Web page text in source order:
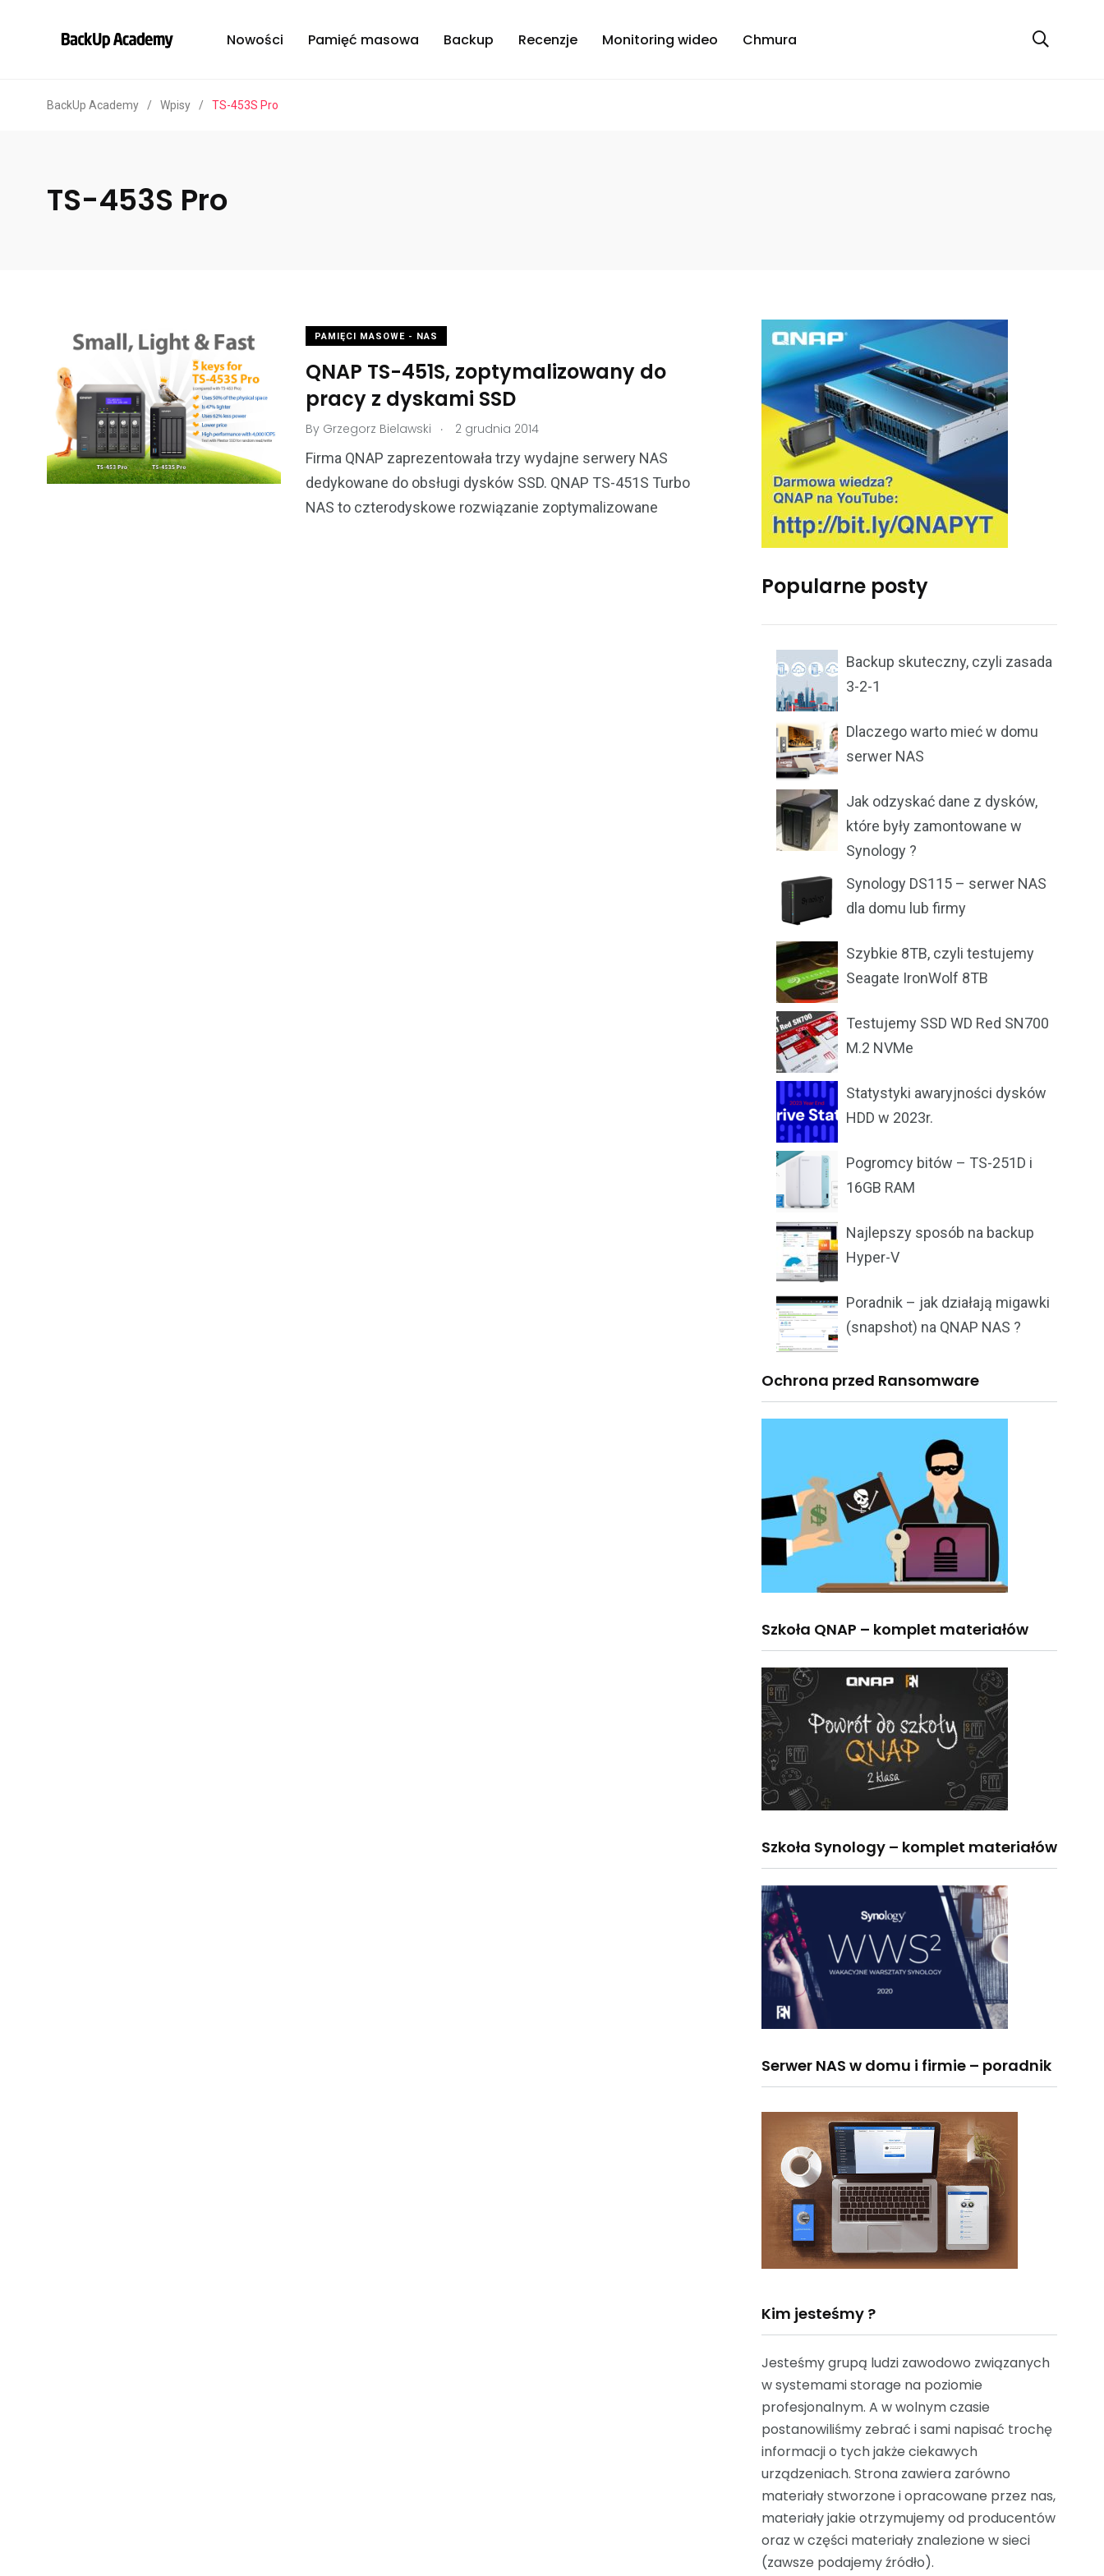
Nowości Pamięć masowa Backup Recenzje Monitoring wideo Chmura
BackUp Academy / Wpisy / TS-453S Pro
TS-453S Pro
PAMIĘCI MASOWE - NAS
QNAP TS-451S, zoptymalizowany do
pracy z dyskami SSD
By Grzegorz Bielawski . 2 grudnia 2014
Firma QNAP zaprezentowała trzy wydajne serwery NAS
dedykowane do obsługi dysków SSD. QNAP TS-451S Turbo
NAS to czterodyskowe rozwiązanie zoptymalizowane
Popularne posty
Backup skuteczny, czyli zasada
3-2-1
Dlaczego warto mieć w domu
serwer NAS
Jak odzyskać dane z dysków,
które były zamontowane w
Synology ?
Synology DS115 – serwer NAS
dla domu lub firmy
Szybkie 8TB, czyli testujemy
Seagate IronWolf 8TB
Testujemy SSD WD Red SN700
M.2 NVMe
Statystyki awaryjności dysków
HDD w 2023r.
Pogromcy bitów – TS-251D i
16GB RAM
Najlepszy sposób na backup
Hyper-V
Poradnik – jak działają migawki
(snapshot) na QNAP NAS ?
Ochrona przed Ransomware
Szkoła QNAP – komplet materiałów
Szkoła Synology – komplet materiałów
Serwer NAS w domu i firmie – poradnik
Kim jesteśmy ?
Jesteśmy grupą ludzi zawodowo związanych
w systemami storage na poziomie
profesjonalnym. A w wolnym czasie
postanowiliśmy zebrać i sami napisać trochę
informacji o tych jakże ciekawych
urządzeniach. Strona zawiera zarówno
materiały stworzone i opracowane przez nas,
materiały jakie otrzymujemy od producentów
oraz w części materiały znalezione w sieci
(zawsze podajemy źródło).